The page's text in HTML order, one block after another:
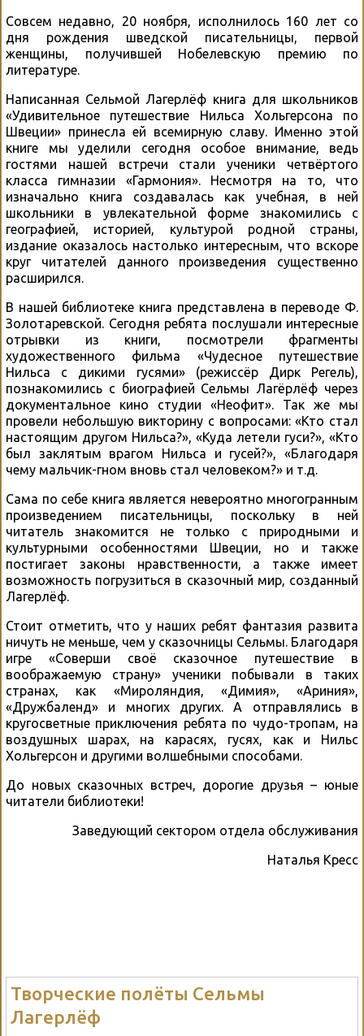
Совсем недавно, 20 ноября, исполнилось 160 лет со
дня рождения шведской писательницы, первой
женщины, получившей Нобелевскую премию по
литературе.
Написанная Сельмой Лагерлёф книга для школьников
«Удивительное путешествие Нильса Хольгерсона по
Швеции» принесла ей всемирную славу. Именно этой
книге мы уделили сегодня особое внимание, ведь
гостями нашей встречи стали ученики четвёртого
класса гимназии «Гармония». Несмотря на то, что
изначально книга создавалась как учебная, в ней
школьники в увлекательной форме знакомились с
географией, историей, культурой родной страны,
издание оказалось настолько интересным, что вскоре
круг читателей данного произведения существенно
расширился.
В нашей библиотеке книга представлена в переводе Ф.
Золотаревской. Сегодня ребята послушали интересные
отрывки из книги, посмотрели фрагменты
художественного фильма «Чудесное путешествие
Нильса с дикими гусями» (режиссёр Дирк Регель),
познакомились с биографией Сельмы Лагёрлёф через
документальное кино студии «Неофит». Так же мы
провели небольшую викторину с вопросами: «Кто стал
настоящим другом Нильса?», «Куда летели гуси?», «Кто
был заклятым врагом Нильса и гусей?», «Благодаря
чему мальчик-гном вновь стал человеком?» и т.д.
Сама по себе книга является невероятно многогранным
произведением писательницы, поскольку в ней
читатель знакомится не только с природными и
культурными особенностями Швеции, но и также
постигает законы нравственности, а также имеет
возможность погрузиться в сказочный мир, созданный
Лагерлёф.
Стоит отметить, что у наших ребят фантазия развита
ничуть не меньше, чем у сказочницы Сельмы. Благодаря
игре «Соверши своё сказочное путешествие в
воображаемую страну» ученики побывали в таких
странах, как «Мироляндия, «Димия», «Ариния»,
«Дружбаленд» и многих других. А отправлялись в
кругосветные приключения ребята по чудо-тропам, на
воздушных шарах, на карасях, гусях, как и Нильс
Хольгерсон и другими волшебными способами.
До новых сказочных встреч, дорогие друзья – юные
читатели библиотеки!
Заведующий сектором отдела обслуживания
Наталья Кресс
Творческие полёты Сельмы
Лагерлёф